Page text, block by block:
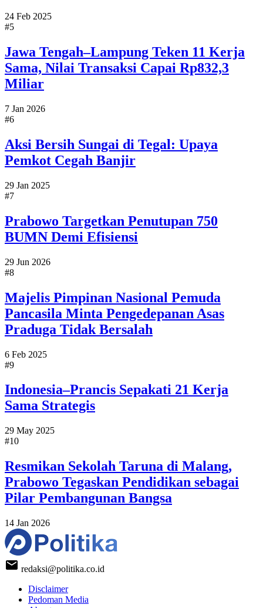
24 Feb 2025
#5
Jawa Tengah–Lampung Teken 11 Kerja
Sama, Nilai Transaksi Capai Rp832,3
Miliar
7 Jan 2026
#6
Aksi Bersih Sungai di Tegal: Upaya
Pemkot Cegah Banjir
29 Jan 2025
#7
Prabowo Targetkan Penutupan 750
BUMN Demi Efisiensi
29 Jun 2026
#8
Majelis Pimpinan Nasional Pemuda
Pancasila Minta Pengedepanan Asas
Praduga Tidak Bersalah
6 Feb 2025
#9
Indonesia–Prancis Sepakati 21 Kerja
Sama Strategis
29 May 2025
#10
Resmikan Sekolah Taruna di Malang,
Prabowo Tegaskan Pendidikan sebagai
Pilar Pembangunan Bangsa
14 Jan 2026
redaksi@politika.co.id
Disclaimer
Pedoman Media